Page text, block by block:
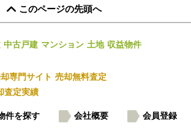
このページの先頭へ
中古戸建 マンション 土地 収益物件
専門サイト 売却無料査定
査定実績
件を探す 会社概要
会員登録